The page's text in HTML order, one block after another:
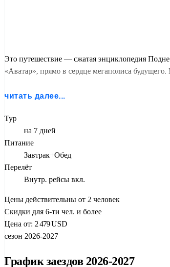
Это путешествие — сжатая энциклопедия
«Аватар», прямо в сердце мегаполиса
читать далее...
Тур
на 7 дней
Питание
Завтрак+Обед
Перелёт
Внутр. рейсы вкл.
Цены действительны от 2 человек
Скидки для 6-ти чел. и более
Цена от: 2 479USD
сезон 2026-2027
График заездов 2026-2027